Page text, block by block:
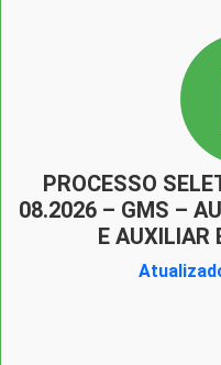
PROCESSO
08.2026 – GMS –
E AUXILIAR